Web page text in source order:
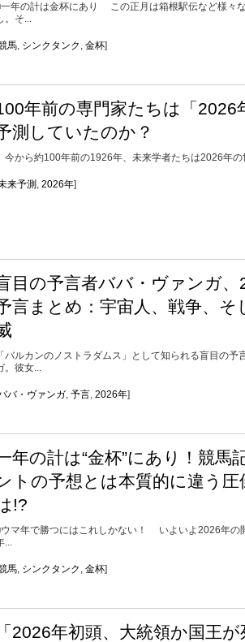
年の計は金杯にあり この正月は箱根駅伝など様々
。そ...
馬, シンクタンク , 金杯]
年前の専門家たちは「2026
測していたのか？
から約100年前の1926年、未来学者たちは2026年の
来予測 , 2026年]
目の予言者ババ・ヴァンガ、
言まとめ：宇宙人、戦争、そ
バルカンのノストラダムス」として知られる盲目の予
。彼女...
バ・ヴァンガ, 予言, 2026年]
年の計は“金杯”にあり！競馬
トの予想とは本質的に違う圧
!?
マ年で勝つにはこれしかない！ いよいよ2026年の
...
馬, シンクタンク , 金杯]
2026年初頭、大統領か国王